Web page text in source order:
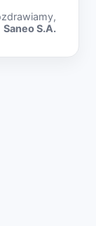
Saneo S.A.